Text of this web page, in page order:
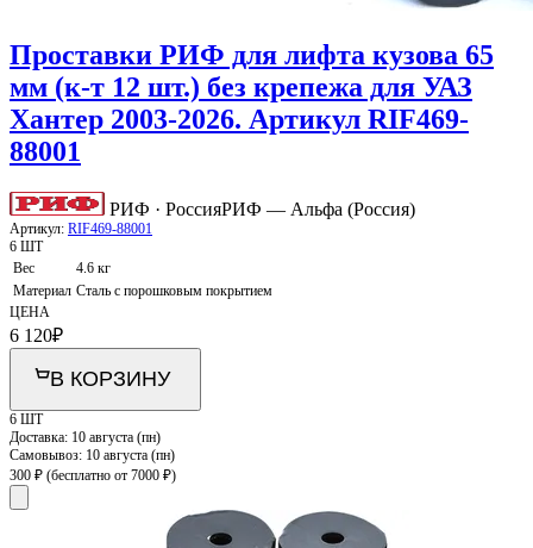
Проставки РИФ для лифта кузова 65
мм (к-т 12 шт.) без крепежа для УАЗ
Хантер 2003-2026. Артикул RIF469-
88001
РИФ · РоссияРИФ — Альфа (Россия)
Артикул: RIF469-88001
6 ШТ
Вес
4.6 кг
Материал Сталь с порошковым покрытием
ЦЕНА
6 120₽
В КОРЗИНУ
6 ШТ
Доставка: 10 августа (пн)
Самовывоз: 10 августа (пн)
300 ₽ (бесплатно от 7000 ₽)